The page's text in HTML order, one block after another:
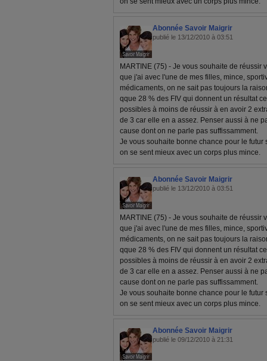
Abonnée Savoir Maigrir
publié le 13/12/2010 à 03:51
MARTINE (75) - Je vous souhaite de réussir
que j'ai avec l'une de mes filles, mince,
médicaments, on ne sait pas toujours la
qque 28 % des FIV qui donnent un résultat
possibles à moins de réussir à en avoir 2
de 3 car elle en a assez. Penser aussi à ne
cause dont on ne parle pas suffissamment.
Je vous souhaite bonne chance pour le futur
on se sent mieux avec un corps plus mince.
Abonnée Savoir Maigrir
publié le 13/12/2010 à 03:51
MARTINE (75) - Je vous souhaite de réussir
que j'ai avec l'une de mes filles, mince,
médicaments, on ne sait pas toujours la
qque 28 % des FIV qui donnent un résultat
possibles à moins de réussir à en avoir 2
de 3 car elle en a assez. Penser aussi à ne
cause dont on ne parle pas suffissamment.
Je vous souhaite bonne chance pour le futur
on se sent mieux avec un corps plus mince.
Abonnée Savoir Maigrir
publié le 09/12/2010 à 21:31